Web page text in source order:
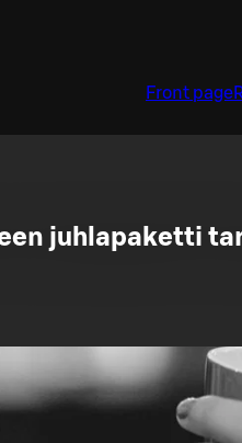
Front page
juhlapaketti